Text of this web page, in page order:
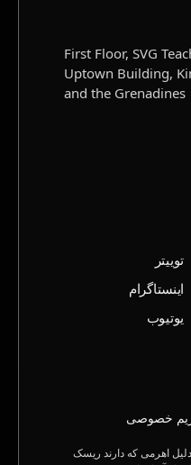
First Floor, SVG
Uptown Building,
and the Grenadines
توییتر
اینستاگرام
یوتیوب
خصوصی
دلیل اهرمی که دارند ریسک